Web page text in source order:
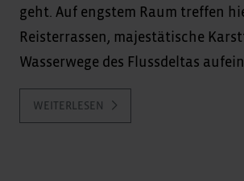
geht. Auf engstem Raum treffen
Reisterrassen, majestätische
Wasserwege des Flussdeltas
WEITERLESEN